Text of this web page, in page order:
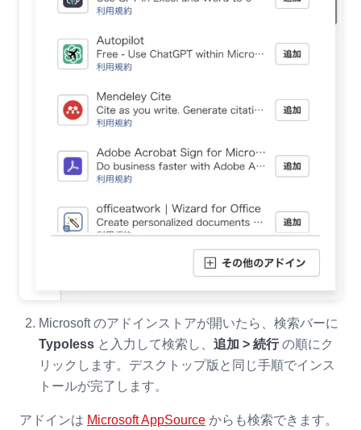
Microsoft のアドインストアが開いたら、検索バーに
Typoless と入力して検索し、 追加 > 続行の順にク
リックします。デスクトップ版と同じ手順でインス
トールが完了します。
アドインは Microsoft AppSource からも検索できます。